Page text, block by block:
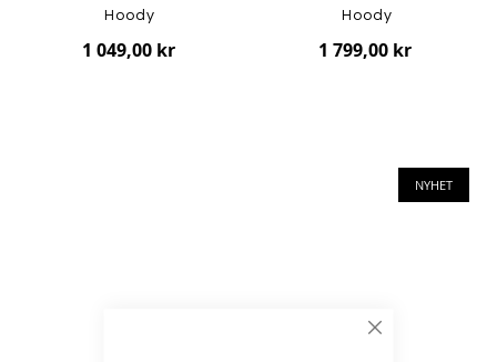
Hoody
1 049,00 kr
Hoody
1 799,00 kr
NYHET